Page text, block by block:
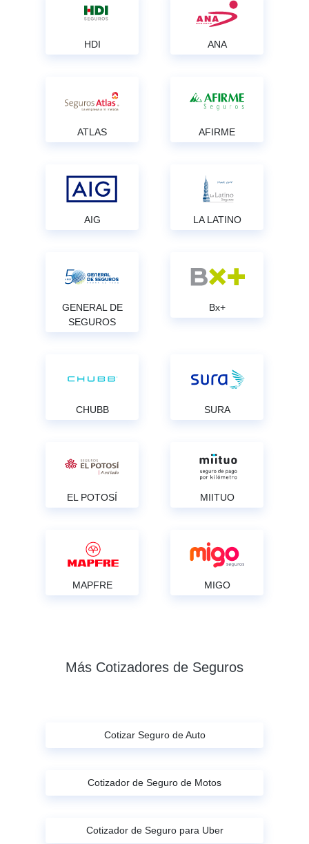
HDI ANA
ATLAS AFIRME
AIG LA LATINO
GENERAL DE
SEGUROS
Bx+
CHUBB SURA
EL POTOSÍ MIITUO
MAPFRE MIGO
Más Cotizadores de Seguros
Cotizar Seguro de Auto
Cotizador de Seguro de Motos
Cotizador de Seguro para Uber